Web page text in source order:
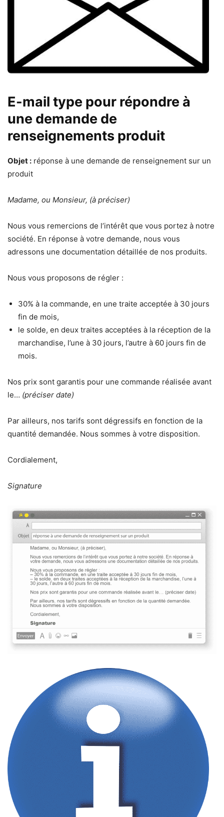
E-mail type pour répondre à
une demande de
renseignements produit
Objet : réponse à une demande de renseignement sur un
produit
Madame, ou Monsieur, (à préciser)
Nous vous remercions de l’intérêt que vous portez à notre
société. En réponse à votre demande, nous vous
adressons une documentation détaillée de nos produits.
Nous vous proposons de régler :
30% à la commande, en une traite acceptée à 30 jours
fin de mois,
le solde, en deux traites acceptées à la réception de la
marchandise, l’une à 30 jours, l’autre à 60 jours fin de
mois.
Nos prix sont garantis pour une commande réalisée avant
le… (préciser date)
Par ailleurs, nos tarifs sont dégressifs en fonction de la
quantité demandée. Nous sommes à votre disposition.
Cordialement,
Signature